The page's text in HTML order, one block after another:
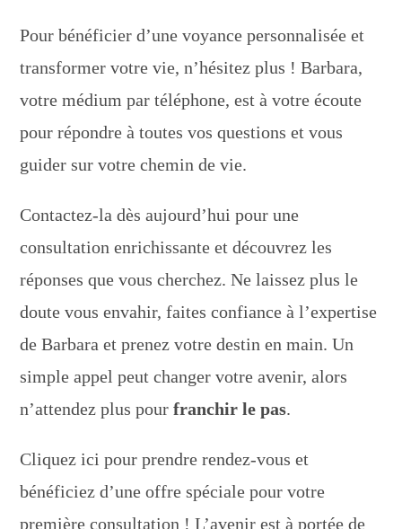
Pour bénéficier d’une voyance personnalisée et
transformer votre vie, n’hésitez plus ! Barbara,
votre médium par téléphone, est à votre écoute
pour répondre à toutes vos questions et vous
guider sur votre chemin de vie.
Contactez-la dès aujourd’hui pour une
consultation enrichissante et découvrez les
réponses que vous cherchez. Ne laissez plus le
doute vous envahir, faites confiance à l’expertise
de Barbara et prenez votre destin en main. Un
simple appel peut changer votre avenir, alors
n’attendez plus pourfranchir le pas.
Cliquez ici pour prendre rendez-vous et
bénéficiez d’une offre spéciale pour votre
première consultation ! L’avenir est à portée de